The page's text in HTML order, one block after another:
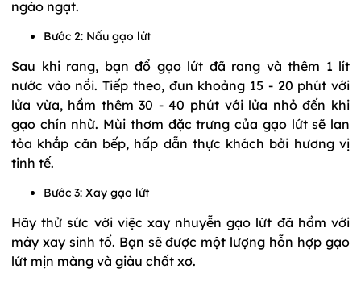
ngào ngạt.
Bước 2: Nấu gạo lứt
Sau khi rang, bạn đổ gạo lứt đã rang và thêm 1 lít
nước vào nồi. Tiếp theo, đun khoảng 15 - 20 phút với
lửa vừa, hầm thêm 30 - 40 phút với lửa nhỏ đến khi
gạo chín nhừ. Mùi thơm đặc trưng của gạo lứt sẽ lan
tỏa khắp căn bếp, hấp dẫn thực khách bởi hương vị
tinh tế.
Bước 3: Xay gạo lứt
Hãy thử sức với việc xay nhuyễn gạo lứt đã hầm với
máy xay sinh tố. Bạn sẽ được một lượng hỗn hợp gạo
lứt mịn màng và giàu chất xơ.